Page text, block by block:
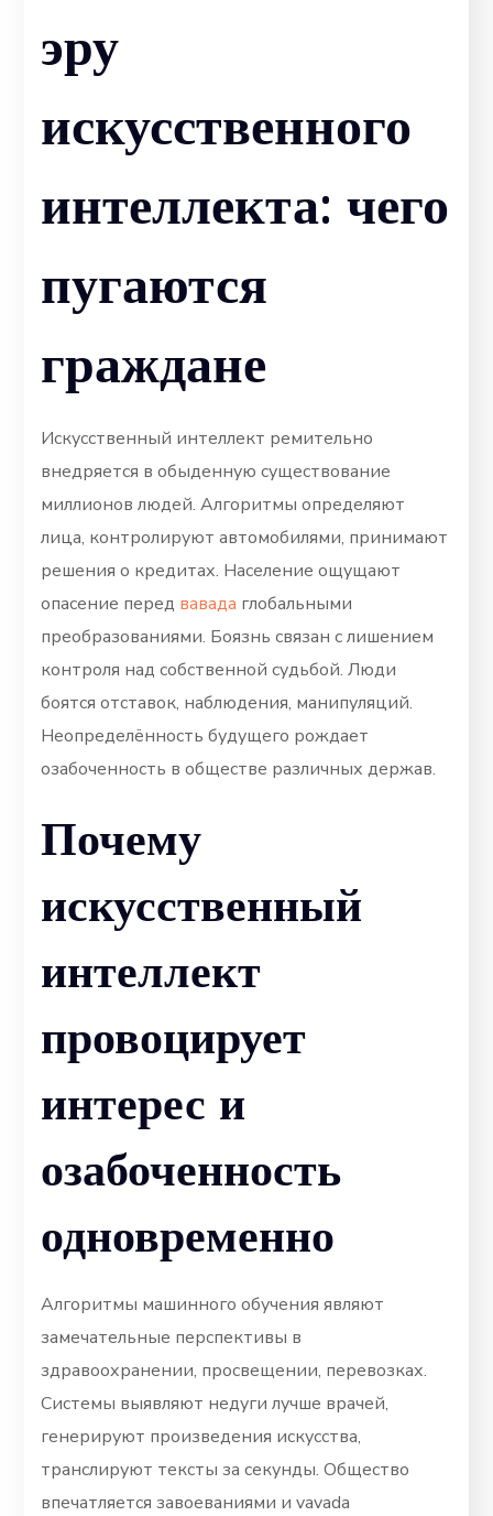
эру
искусственного
интеллекта: чего
пугаются
граждане
Искусственный интеллект ремительно
внедряется в обыденную существование
миллионов людей. Алгоритмы определяют
лица, контролируют автомобилями, принимают
решения о кредитах. Население ощущают
опасение перед вавада глобальными
преобразованиями. Боязнь связан с лишением
контроля над собственной судьбой. Люди
боятся отставок, наблюдения, манипуляций.
Неопределённость будущего рождает
озабоченность в обществе различных держав.
Почему
искусственный
интеллект
провоцирует
интерес и
озабоченность
одновременно
Алгоритмы машинного обучения являют
замечательные перспективы в
здравоохранении, просвещении, перевозках.
Системы выявляют недуги лучше врачей,
генерируют произведения искусства,
транслируют тексты за секунды. Общество
впечатляется завоеваниями и vavada